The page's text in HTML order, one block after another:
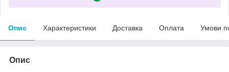
Опис Характеристики Доставка Оплата Умови
Опис